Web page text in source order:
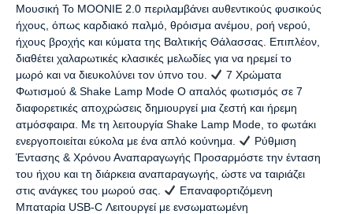
Μουσική Το MOONIE 2.0 περιλαμβάνει αυθεντικούς φυσικούς
ήχους, όπως καρδιακό παλμό, θρόισμα ανέμου, ροή νερού,
ήχους βροχής και κύματα της Βαλτικής Θάλασσας. Επιπλέον,
διαθέτει χαλαρωτικές κλασικές μελωδίες για να ηρεμεί το
μωρό και να διευκολύνει τον ύπνο του.
7 Χρώματα
Φωτισμού & Shake Lamp Mode Ο απαλός φωτισμός σε 7
διαφορετικές αποχρώσεις δημιουργεί μια ζεστή και ήρεμη
ατμόσφαιρα. Με τη λειτουργία Shake Lamp Mode, το φωτάκι
ενεργοποιείται εύκολα με ένα απλό κούνημα.
Ρύθμιση
Έντασης & Χρόνου Αναπαραγωγής Προσαρμόστε την ένταση
του ήχου και τη διάρκεια αναπαραγωγής, ώστε να ταιριάζει
στις ανάγκες του μωρού σας.
Επαναφορτιζόμενη
Μπαταρία USB-C Λειτουργεί με ενσωματωμένη